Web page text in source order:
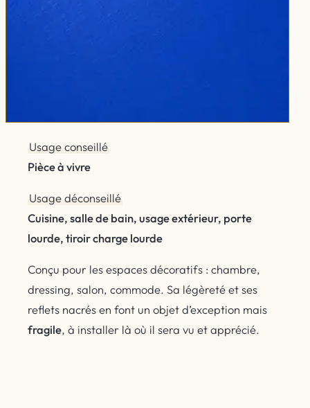
Usage conseillé
Pièce à vivre
Usage déconseillé
Cuisine, salle de bain, usage extérieur, porte
lourde, tiroir charge lourde
Conçu pour les espaces décoratifs : chambre,
dressing, salon, commode. Sa légèreté et ses
reflets nacrés en font un objet d’exception mais
fragile, à installer là où il sera vu et apprécié.